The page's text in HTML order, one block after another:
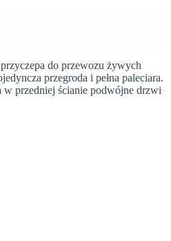
do przewozu żywych
przegroda i pełna paleciara.
przedniej ścianie podwójne drzwi